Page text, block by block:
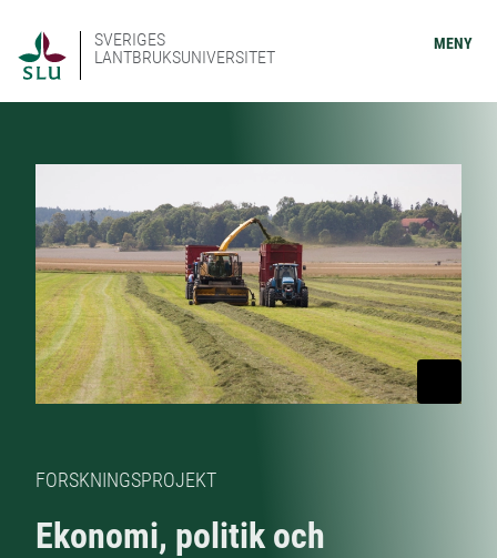
SVERIGES
LANTBRUKSUNIVERSITET
MENY
FORSKNINGSPROJEKT
Ekonomi, politik och